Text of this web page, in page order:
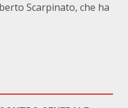
Scarpinato, che ha